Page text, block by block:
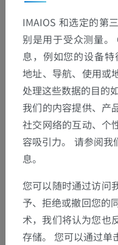
IMAIOS 和选定的第
别是用于受众测量
息，例如您的设备
地址、导航、使用或
处理这些数据的目的
我们的内容提供、产
社交网络的互动、个
容吸引力。 请参阅我
息。
您可以随时通过访问
予、拒绝或撤回您的
术，我们将认为您也
存储。 您可以通过